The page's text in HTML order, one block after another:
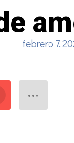
febrero 7,